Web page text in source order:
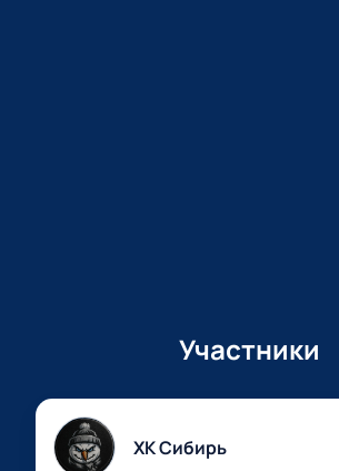
Участники
ХК Сибирь